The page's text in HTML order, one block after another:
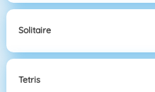
Solitaire
Tetris